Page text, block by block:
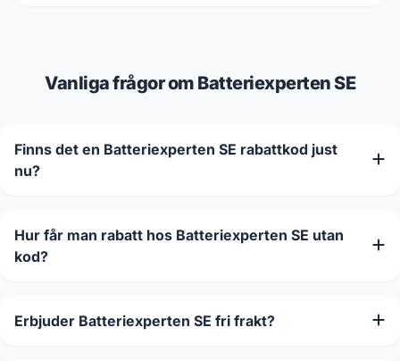
Vanliga frågor om Batteriexperten SE
Finns det en Batteriexperten SE rabattkod just
nu?
Hur får man rabatt hos Batteriexperten SE utan
kod?
Erbjuder Batteriexperten SE fri frakt?